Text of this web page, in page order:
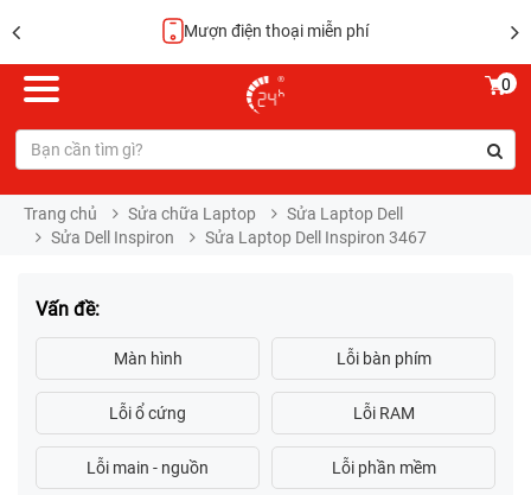
Mượn điện thoại miễn phí
0
Trang chủ Sửa chữa Laptop
Sửa Laptop Dell
Sửa Dell Inspiron
Sửa Laptop Dell Inspiron 3467
Vấn đề: